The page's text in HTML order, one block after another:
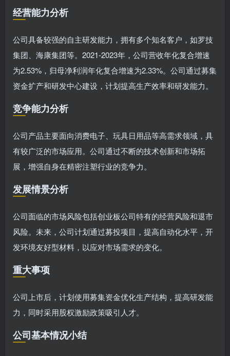
经营能力分析
公司具备较强的自主研发能力，拥有多个知名客户，如罗技
集团、海康集团等。2021-2023年，公司营收年化复合增速
为2.53%，归母净利润年化复合增速为2.33%。公司通过募集
资金扩产和研发中心建设，计划提高生产效率和研发能力。
竞争能力分析
公司产品主要面向消费电子、玩具日用品等高需求领域，具
有较广泛的市场应用。公司通过不断的技术创新和市场拓
展，增强自身在精密注塑行业的竞争力。
发展情景分析
公司面临的市场风险包括创业板公司特有的经营风险和退市
风险。未来，公司计划通过募投项目，提高自动化水平，开
发环境友好型材料，以应对市场需求的变化。
重大事项
公司上市后，计划使用募集资金优化生产结构，提高研发能
力，同时采用股权激励政策吸引人才。
公司基本情况小结